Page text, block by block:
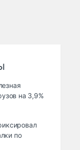
на 3,9%
по